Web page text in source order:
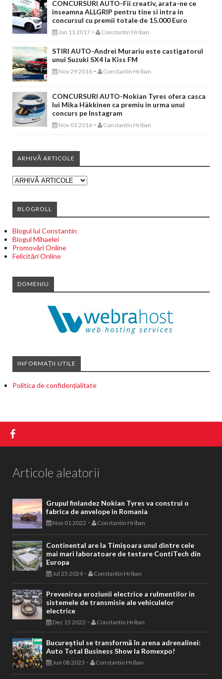
CONCURSURI AUTO-Fii creativ, arata-ne ce
inseamna ALLGRIP pentru tine si intra in
concursul cu premii totale de 15.000 Euro
Jan 11 2017 - Constantin Hriban
STIRI AUTO-Andrei Murariu este castigatorul
unui Suzuki SX4 la Kiss FM
Nov 29 2016 - Constantin Hriban
CONCURSURI AUTO-Nokian Tyres ofera casca
lui Mika Häkkinen ca premiu in urma unui
concurs pe Instagram
Nov 01 2016 - Constantin Hriban
ARHIVĂ ARTICOLE
BLOGROLL
Blogul lui Constantin
Blogul Mihaelei
Promovări Online
Felicitări Online
DOMENIU
INFORMAȚII UTILE
Politica de confidențialitate
Articole aleatorii
Grupul finlandez Nokian Tyres va construi o
fabrica de anvelope in Romania
Nov 01 2022 - Constantin Hriban
Continental are la Timișoara unul dintre cele
mai mari laboratoare de testare ContiTech din
Europa
Jul 25 2024- Constantin Hriban
Prevenirea eroziunii electrice a rulmentilor in
sistemele de transmisie ale vehiculelor
electrice
Dec 15 2022 - Constantin Hriban
Bucureștiul se transformă în arena adrenalinei:
Auto Total Business Show la Romexpo!
Jun 08 2023 - Constantin Hriban